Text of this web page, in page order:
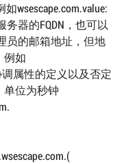
wsescape.com.value:
器的FQDN，也可以
员的邮箱地址，但地
例如
调属性的定义以及否定
单位为秒钟